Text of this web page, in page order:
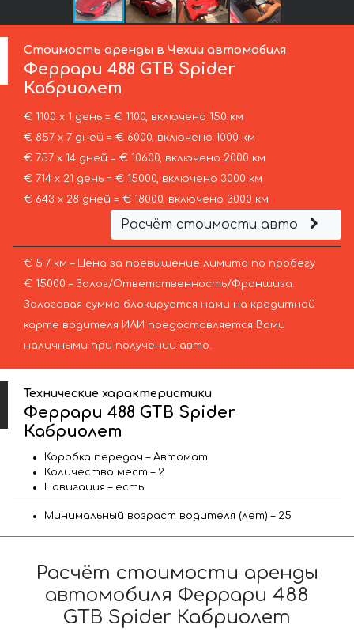
Стоимость аренды в Чехии автомобиля
Феррари 488 GTB Spider
Кабриолет
€ 1100 х 1 день = € 1100, включено 150 км
€ 857 х 7 дней = € 6000, включено 1000 км
€ 757 х 14 дней = € 10600, включено 2000 км
€ 714 х 21 день = € 15000, включено 3000 км
€ 643 х 28 дней = € 18000, включено 3000 км
Расчёт стоимости авто
€ 5 / км – Цена за превышение лимита по пробегу
€ 15000 – Залог/Ответственность/Франшиза.
Залоговая сумма блокируется нами на кредитной
карте водителя ИЛИ предоставляется Вами
наличными при получении авто.
Технические характеристики
Феррари 488 GTB Spider
Кабриолет
Коробка передач – Автомат
Количество мест – 2
Навигация – есть
Минимальный возраст водителя (лет) – 25
Расчёт стоимости аренды
автомобиля Феррари 488
GTB Spider Кабриолет